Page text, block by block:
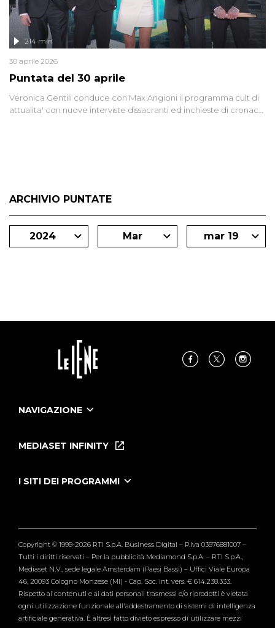
Puntata del 30 aprile
214 min
30 aprile 2026
Veronica Gentili conduce con Max Angioni il programma cult di
attualita' con nuove interviste dissacranti ed inchieste di cronaca
ARCHIVIO PUNTATE
2024 Mar mar 19
NAVIGAZIONE
Le Iene Presentano Inside
Tutti i servizi
MEDIASET INFINITY
I SITI DEI PROGRAMMI
Verissimo
Copyright © 1999-2026 RTI S.p.A. Business Digital – P.Iva 03976881007 –
Tutti i diritti riservati – Per la pubblicità Mediamond S.p.A. – RTI S.p.A.,
Mediaset N.V., sede legale Amsterdam (Paesi Bassi) – Uffici Viale Europa
46, 20093 Cologno Monzese (MI) - Cap. Soc. int. vers. € 614.238.333.
Rispetto ai contenuti e ai dati personali trasmessi e/o riprodotti è vietata
ogni utilizzazione funzionale all'addestramento di sistemi di intelligenza
artificiale generativa. È altresì fatto divieto espresso di utilizzare mezzi